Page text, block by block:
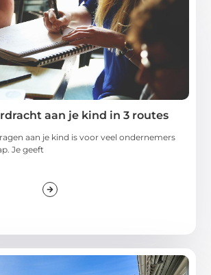
aan je kind in 3 routes
aan je kind is voor veel ondernemers
Je geeft